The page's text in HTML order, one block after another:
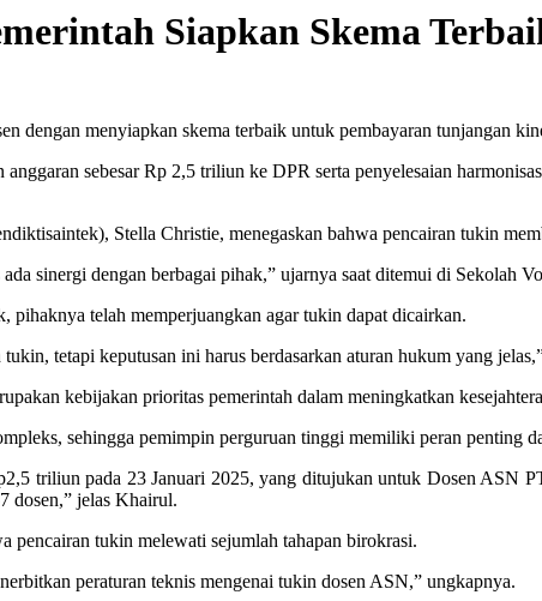
Siapkan Skema
dengan menyiapkan skema terbaik untuk pembayaran tunjangan
sebesar Rp 2,5 triliun ke DPR serta penyelesaian
Stella Christie, menegaskan bahwa pencairan tukin
sinergi dengan berbagai pihak,” ujarnya saat ditemui di Sekolah
pihaknya telah memperjuangkan agar tukin dapat dicairkan.
tetapi keputusan ini harus berdasarkan aturan hukum yang
kebijakan prioritas pemerintah dalam meningkatkan
sehingga pemimpin perguruan tinggi memiliki peran penting
triliun pada 23 Januari 2025, yang ditujukan untuk Dosen
dosen,” jelas Khairul.
pencairan tukin melewati sejumlah tahapan birokrasi.
peraturan teknis mengenai tukin dosen ASN,” ungkapnya.